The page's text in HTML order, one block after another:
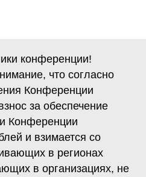
конференции!
что согласно
Конференции
за обеспечение
Конференции
и взимается со
в регионах
в организациях, не